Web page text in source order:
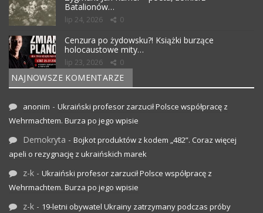
Batalionów…
lip 24, 2026 0
Cenzura po żydowsku?! Książki burzące
holocaustowe mity…
lip 23, 2026 0
NAJNOWSZE KOMENTARZE
anonim - Ukraiński profesor zarzucił Polsce współpracę z
Wehrmachtem. Burza po jego wpisie
Demokryta - Bojkot produktów z kodem „482”. Coraz więcej
apeli o rezygnację z ukraińskich marek
z-k - Ukraiński profesor zarzucił Polsce współpracę z
Wehrmachtem. Burza po jego wpisie
z-k - 19-letni obywatel Ukrainy zatrzymany podczas próby